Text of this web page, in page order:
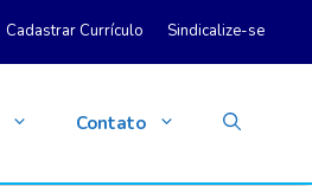
Cadastrar Currículo Sindicalize-se
Contato